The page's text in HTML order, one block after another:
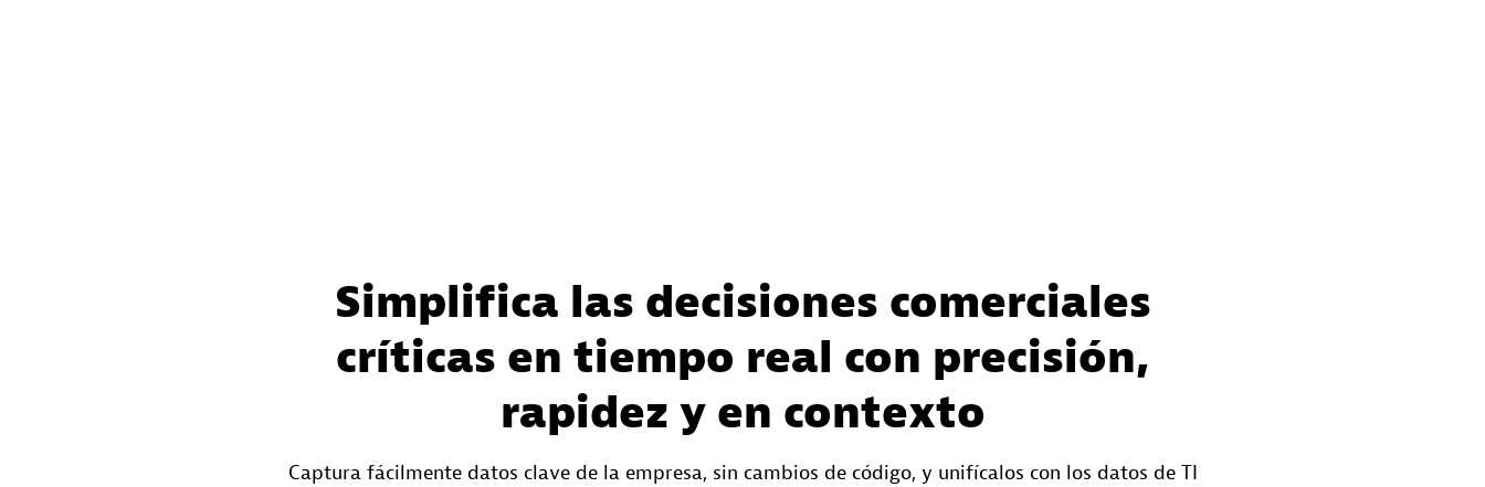
Simplifica las decisiones comerciales
críticas en tiempo real con precisión,
rapidez y en contexto
Captura fácilmente datos clave de la empresa, sin cambios de código, y unifícalos con los datos de TI